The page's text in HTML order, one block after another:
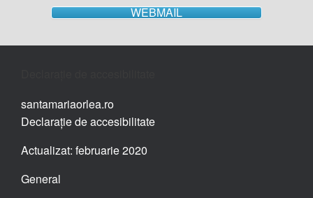
WEBMAIL
santamariaorlea.ro
Declarație de accesibilitate
Actualizat: februarie 2020
General